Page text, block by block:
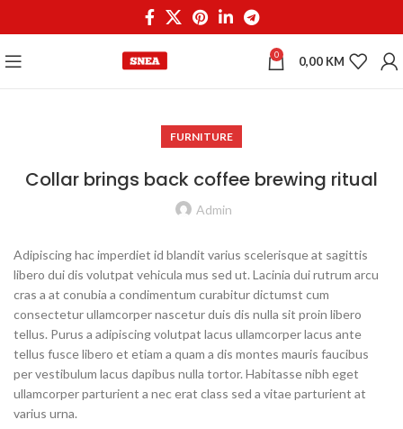
0 0,00 KM
FURNITURE
Collar brings back coffee brewing ritual
Admin
Adipiscing hac imperdiet id blandit varius scelerisque at sagittis
libero dui dis volutpat vehicula mus sed ut. Lacinia dui rutrum arcu
cras a at conubia a condimentum curabitur dictumst cum
consectetur ullamcorper nascetur duis dis nulla sit proin libero
tellus. Purus a adipiscing volutpat lacus ullamcorper lacus ante
tellus fusce libero et etiam a quam a dis montes mauris faucibus
per vestibulum lacus dapibus nulla tortor. Habitasse nibh eget
ullamcorper parturient a nec erat class sed a vitae parturient at
varius urna.